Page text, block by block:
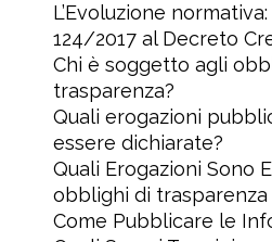
L’Evoluzione
124/2017 al Decreto
Chi è soggetto agli
trasparenza?
Quali erogazioni
essere dichiarate?
Quali Erogazioni Sono
obblighi di
Come Pubblicare le